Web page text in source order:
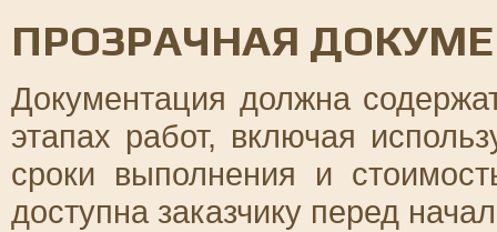
ПРОЗРАЧНАЯ
Документация должна
этапах работ, включая
сроки выполнения и
доступна заказчику перед